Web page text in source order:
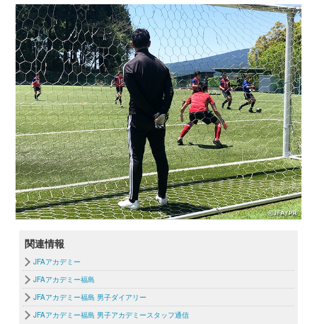
関連情報
JFAアカデミー
JFAアカデミー福島
JFAアカデミー福島 男子ダイアリー
JFAアカデミー福島 男子アカデミースタッフ通信